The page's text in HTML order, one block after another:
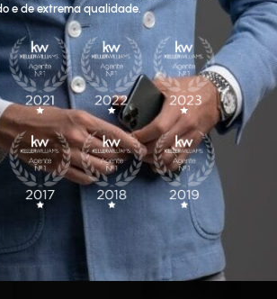
e de extrema qualidade.